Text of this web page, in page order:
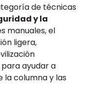
de técnicas
y la
manuales, el
ligera,
ayudar a
la columna y las